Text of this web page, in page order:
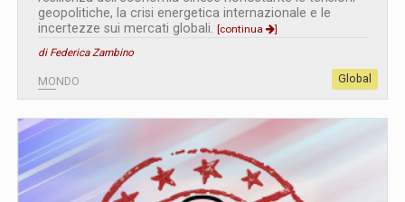
geopolitiche, la crisi energetica internazionale e le
incertezze sui mercati globali. [continua
]
di Federica Zambino
MONDO Global